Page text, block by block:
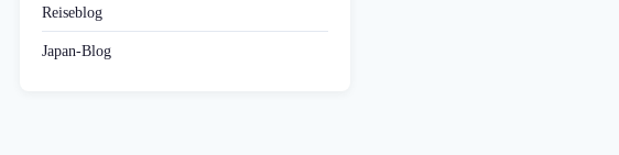
Reiseblog
Japan-Blog